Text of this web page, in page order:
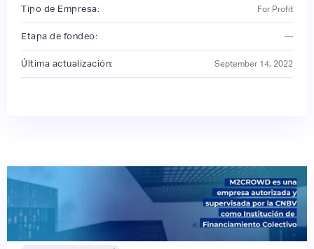
Tipo de Empresa: For Profit
Etapa de fondeo: —
Última actualización: September 14, 2022